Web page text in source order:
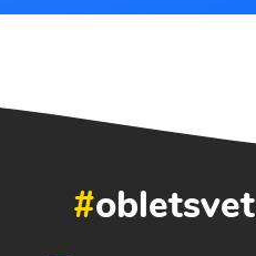
#obletsvet